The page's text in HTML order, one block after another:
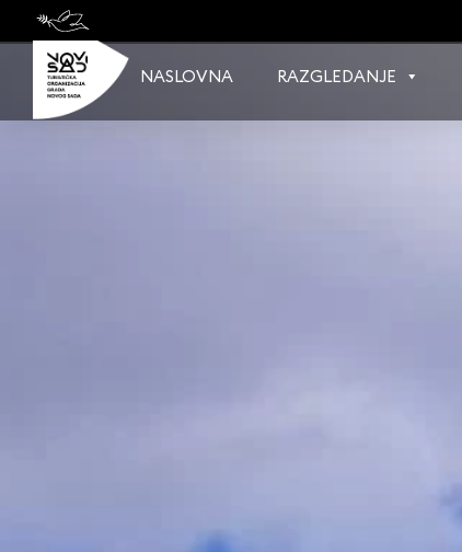
content
NASLOVNA RAZGLEDANJE